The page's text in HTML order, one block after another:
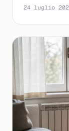
24 luglio